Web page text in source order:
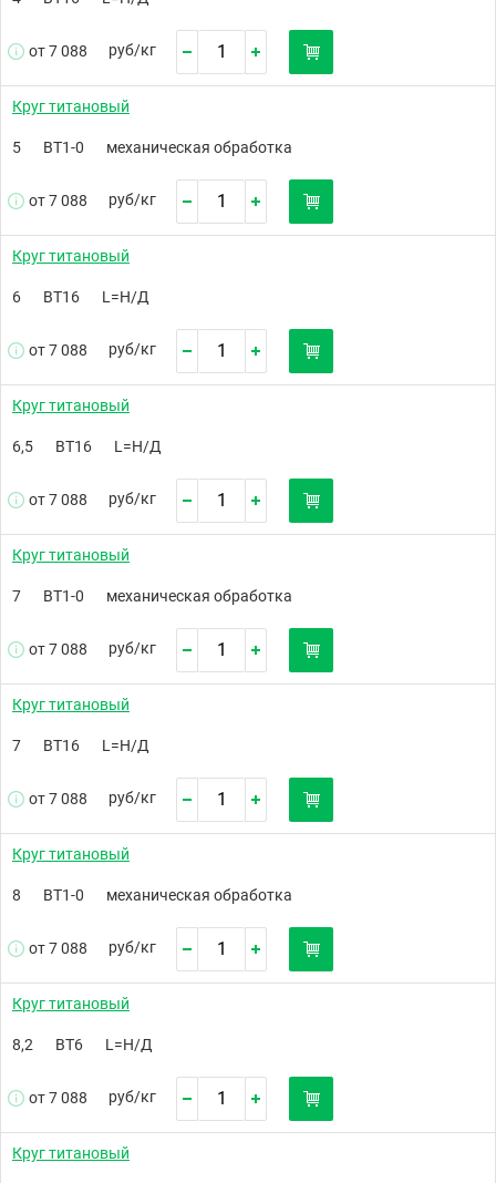
от 7 088 руб/кг
Круг титановый
5 ВТ1-0 механическая обработка
от 7 088 руб/кг
Круг титановый
6 ВТ16 L=Н/Д
от 7 088 руб/кг
Круг титановый
6,5 ВТ16 L=Н/Д
от 7 088 руб/кг
Круг титановый
7 ВТ1-0 механическая обработка
от 7 088 руб/кг
Круг титановый
7 ВТ16 L=Н/Д
от 7 088 руб/кг
Круг титановый
8 ВТ1-0 механическая обработка
от 7 088 руб/кг
Круг титановый
8,2 ВТ6 L=Н/Д
от 7 088 руб/кг
Круг титановый